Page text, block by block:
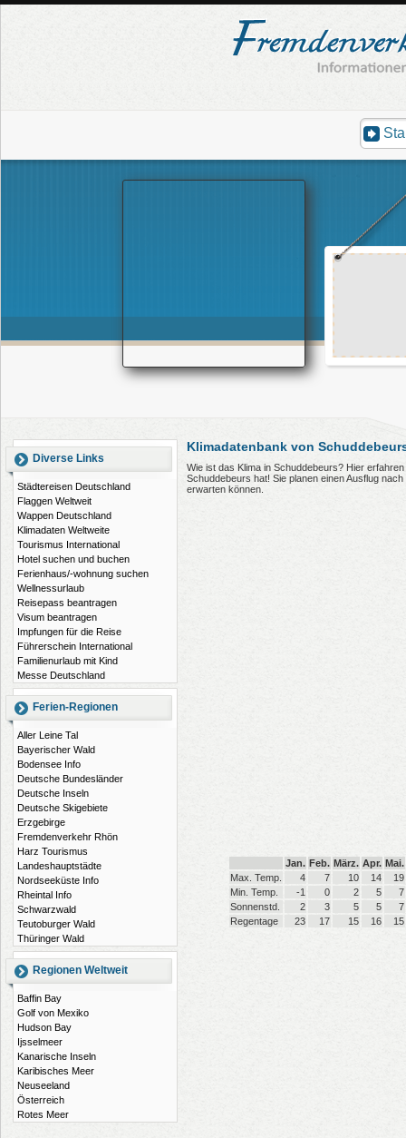
Diverse Links
Städtereisen Deutschland
Flaggen Weltweit
Wappen Deutschland
Klimadaten Weltweite
Tourismus International
Hotel suchen und buchen
Ferienhaus/-wohnung suchen
Wellnessurlaub
Reisepass beantragen
Visum beantragen
Impfungen für die Reise
Führerschein International
Familienurlaub mit Kind
Messe Deutschland
Ferien-Regionen
Aller Leine Tal
Bayerischer Wald
Bodensee Info
Deutsche Bundesländer
Deutsche Inseln
Deutsche Skigebiete
Erzgebirge
Fremdenverkehr Rhön
Harz Tourismus
Landeshauptstädte
Nordseeküste Info
Rheintal Info
Schwarzwald
Teutoburger Wald
Thüringer Wald
Regionen Weltweit
Baffin Bay
Golf von Mexiko
Hudson Bay
Ijsselmeer
Kanarische Inseln
Karibisches Meer
Neuseeland
Österreich
Rotes Meer
Klimadatenbank von
Wie ist das Klima in Schuddebeurs? Hier
Schuddebeurs hat! Sie planen einen Ausflug
erwarten können.
Jan. Feb. März. Apr. Mai.
Max. Temp.
4 7 10 14
19
Min. Temp.
-1 0 2 5
7
Sonnenstd.
2 3 5 5
7
Regentage
23 17 15 16 15